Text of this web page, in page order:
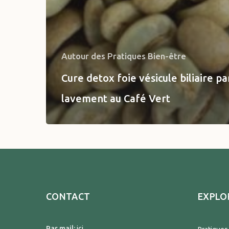
Autour des Pratiques Bien-être
Cure detox foie vésicule biliaire
lavement au Café Vert
CONTACT